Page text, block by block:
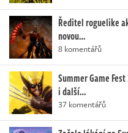
Ředitel roguelike
novou…
8 komentářů
Summer Game
i další…
37 komentářů